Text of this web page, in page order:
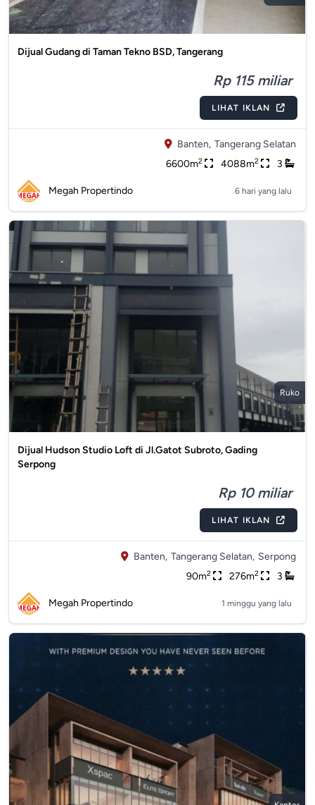
Dijual Gudang di Taman Tekno BSD, Tangerang
Rp 115 miliar
LIHAT IKLAN
Banten, Tangerang Selatan
6600m2 4088m2 3
Megah Propertindo 6 hari yang lalu
Ruko
Dijual Hudson Studio Loft di Jl.Gatot Subroto, Gading
Serpong
Rp 10 miliar
LIHAT IKLAN
Banten, Tangerang Selatan, Serpong
90m2 276m2 3
Megah Propertindo 1 minggu yang lalu